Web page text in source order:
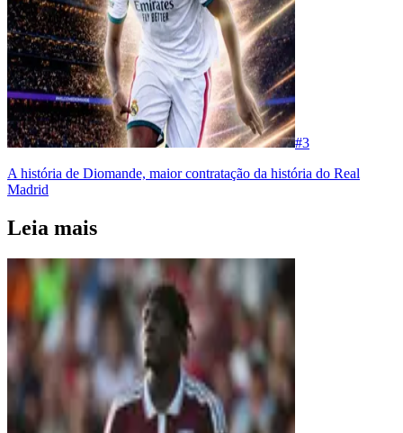
#3
A história de Diomande, maior contratação da história do Real
Madrid
Leia mais